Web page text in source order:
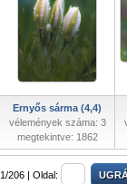
Ernyős sárma (4,4)
vélemények száma: 3
megtekintve: 1862
1/206 | Oldal: